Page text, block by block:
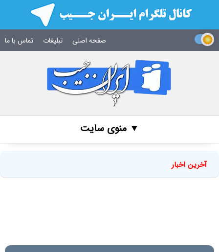
صفحه اصلی تبلیغات تماس با ما
▼ منوی سایت
آخرین اخبار